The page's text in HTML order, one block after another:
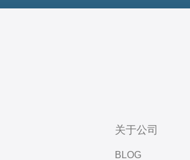
关于公司
BLOG